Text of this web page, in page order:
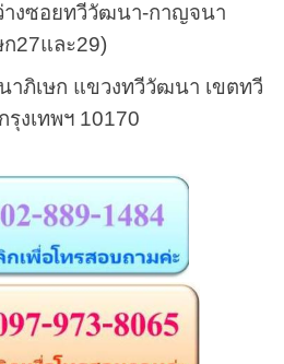
างซอยทวีวัฒนา-กาญจนา
ก27และ29)
ภิเษก แขวงทวีวัฒนา เขตทวี
งเทพฯ 10170